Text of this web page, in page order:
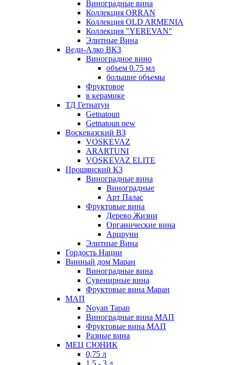
Виноградные вина
Коллекция ORRAN
Коллекция OLD ARMENIA
Коллекция "YEREVAN"
Элитные Вина
Веди-Алко ВКЗ
Виноградное вино
объем 0.75 мл
большие объемы
Фруктовое
в керамике
ТД Гетнатун
Getnatoun
Getnatoun new
Воскевазский ВЗ
VOSKEVAZ
ARARTUNI
VOSKEVAZ ELITE
Прошянский КЗ
Виноградные вина
Виноградные
Арт Палас
Фруктовые вина
Дерево Жизни
Органические вина
Арцруни
Элитные Вина
Гордость Нации
Винный дом Маран
Виноградные вина
Сувенирные вина
Фруктовые вина Маран
МАП
Noyan Tapan
Виноградные вина МАП
Фруктовые вина МАП
Разные вина
МЕЦ СЮНИК
0,75 л
1,5 - 3 л